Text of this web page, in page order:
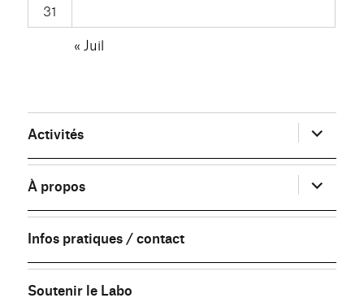
31
« Juil
Activités ouvrir
le
sous-
menu
À propos
ouvrir
le
sous-
menu
Infos pratiques / contact
Soutenir le Labo